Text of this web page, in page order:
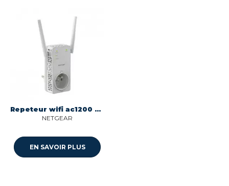
Repeteur wifi ac1200 avec prise gigogne Netgear EX6130-100FRS
NETGEAR
EN SAVOIR PLUS